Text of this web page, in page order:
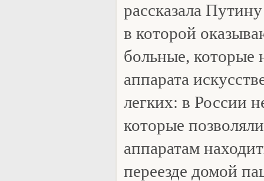
рассказала
в которой
больные, которые
аппарата
легких: в России
которые
аппаратам
переезде домой